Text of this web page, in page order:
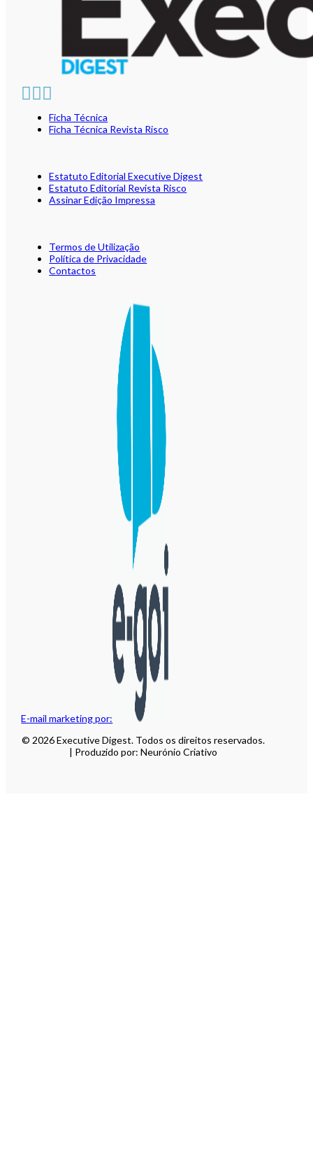
E-mail marketing por:
Ficha Técnica
Ficha Técnica Revista Risco
Estatuto Editorial Executive Digest
Estatuto Editorial Revista Risco
Assinar Edição Impressa
Termos de Utilização
Política de Privacidade
Contactos
© 2026 Executive Digest. Todos os direitos reservados.
| Produzido por: Neurónio Criativo